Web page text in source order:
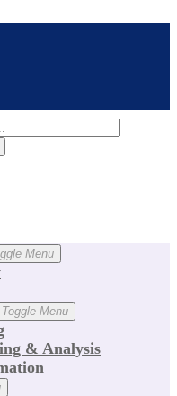
Menu
Toggle Menu
& Analysis